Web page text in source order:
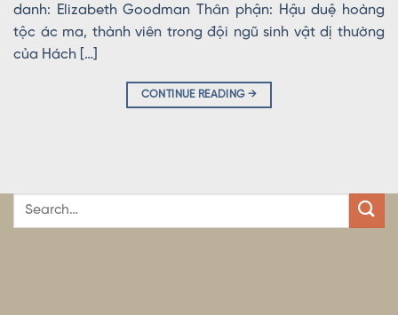
danh: Elizabeth Goodman Thân phận: Hậu duệ hoàng
tộc ác ma, thành viên trong đội ngũ sinh vật dị thường
của Hách […]
CONTINUE READING →